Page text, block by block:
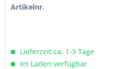
Artikelnr.
Lieferzeit ca. 1-3 Tage
Im Laden verfügbar